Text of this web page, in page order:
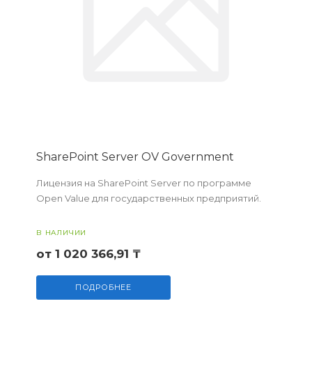
SharePoint Server OV Government
Лицензия на SharePoint Server по программе
Open Value для государственных предприятий.
В НАЛИЧИИ
от 1 020 366,91 ₸
ПОДРОБНЕЕ